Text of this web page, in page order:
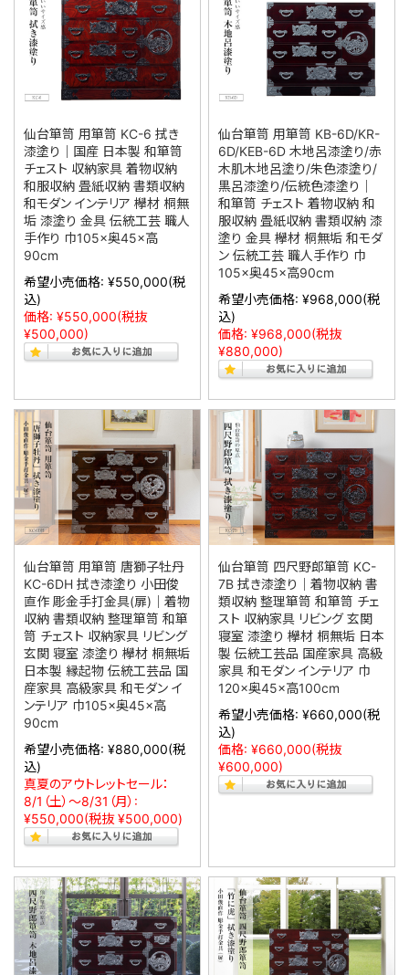
仙台箪笥 用箪笥 KC-6 拭き
漆塗り｜国産 日本製 和箪笥
チェスト 収納家具 着物収納
和服収納 畳紙収納 書類収納
和モダン インテリア 欅材 桐無
垢 漆塗り 金具 伝統工芸 職人
手作り 巾105×奥45×高
90cm
希望小売価格: ¥550,000(税
込)
価格: ¥550,000(税抜
¥500,000)
仙台箪笥 用箪笥 KB-6D/KR-
6D/KEB-6D 木地呂漆塗り/赤
木肌木地呂塗り/朱色漆塗り/
黒呂漆塗り/伝統色漆塗り｜
和箪笥 チェスト 着物収納 和
服収納 畳紙収納 書類収納 漆
塗り 金具 欅材 桐無垢 和モダ
ン 伝統工芸 職人手作り 巾
105×奥45×高90cm
希望小売価格: ¥968,000(税
込)
価格: ¥968,000(税抜
¥880,000)
仙台箪笥 用箪笥 唐獅子牡丹
KC-6DH 拭き漆塗り 小田俊
直作 彫金手打金具(扉)｜着物
収納 書類収納 整理箪笥 和箪
笥 チェスト 収納家具 リビング
玄関 寝室 漆塗り 欅材 桐無垢
日本製 縁起物 伝統工芸品 国
産家具 高級家具 和モダン イ
ンテリア 巾105×奥45×高
90cm
希望小売価格: ¥880,000(税
込)
真夏のアウトレットセール：
8/1（土）～8/31（月）:
¥550,000(税抜 ¥500,000)
仙台箪笥 四尺野郎箪笥 KC-
7B 拭き漆塗り｜着物収納 書
類収納 整理箪笥 和箪笥 チェ
スト 収納家具 リビング 玄関
寝室 漆塗り 欅材 桐無垢 日本
製 伝統工芸品 国産家具 高級
家具 和モダン インテリア 巾
120×奥45×高100cm
希望小売価格: ¥660,000(税
込)
価格: ¥660,000(税抜
¥600,000)